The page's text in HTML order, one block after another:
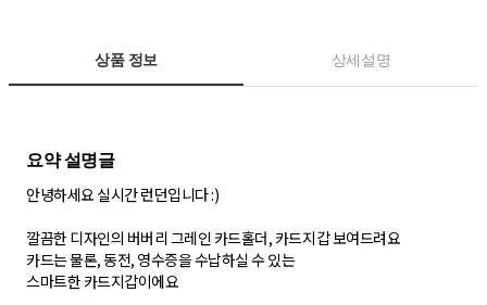
상품 정보 상세설명
요약 설명글
안녕하세요 실시간 런던입니다 :)
깔끔한 디자인의 버버리 그레인 카드홀더, 카드지갑 보여드려요
카드는 물론, 동전, 영수증을 수납하실 수 있는
스마트한 카드지갑이에요